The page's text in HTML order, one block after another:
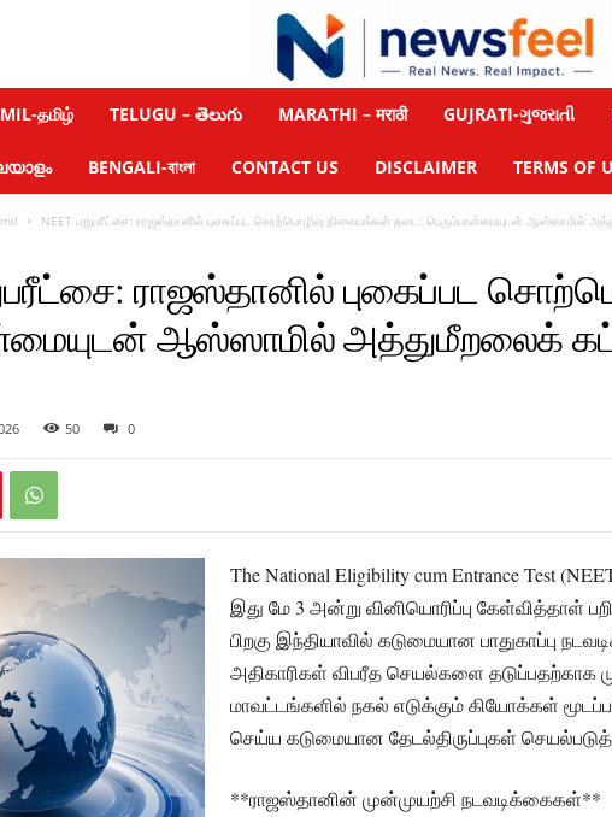
தமிழ் TELUGU – తెలుగు MARATHI – मराठी GUJRATI-ગુજરાતી
BENGALI-বাংলা CONTACT US DISCLAIMER TERMS OF
NEET மறுபரீட்சை: ராஜஸ்தானில் புகைப்பட சொற்பொழிவு நிலையங்கள் தடை; பெரும்பான்மையுடன் ஆஸ்ஸாமில்
ராஜஸ்தானில் புகைப்பட
ஆஸ்ஸாமில் அத்துமீறலைக்
50 0
The National Eligibility cum Entrance Test
இது மே 3 அன்று வினியொரிப்பு கேள்வித்தாள்
பிறகு இந்தியாவில் கடுமையான பாதுகாப்பு
அதிகாரிகள் விபரீத செயல்களை தடுப்பதற்காக
மாவட்டங்களில் நகல் எடுக்கும் கியோக்கள்
செய்ய கடுமையான தேடல்திருப்புகள்
**ராஜஸ்தானின் முன்முயற்சி நடவடிக்கைகள்**